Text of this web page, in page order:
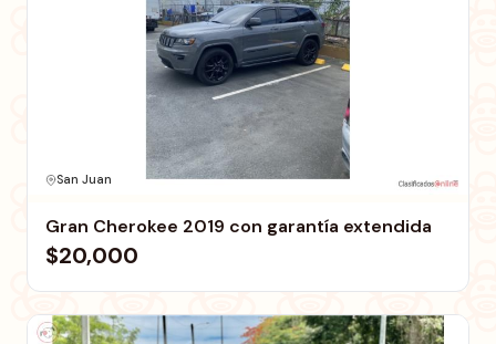
San Juan
Gran Cherokee 2019 con garantía extendida
$20,000